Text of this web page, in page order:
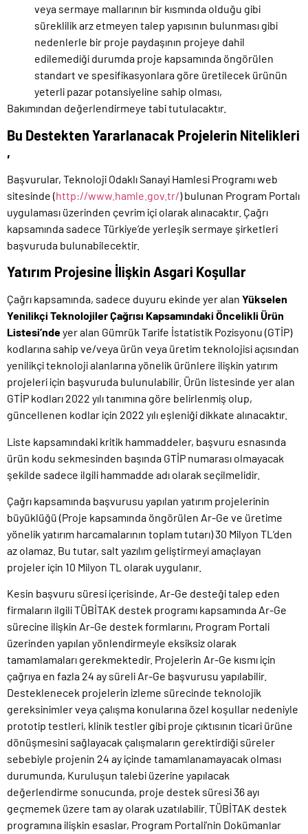
veya sermaye mallarının bir kısmında olduğu gibi
süreklilik arz etmeyen talep yapısının bulunması gibi
nedenlerle bir proje paydaşının projeye dahil
edilemediği durumda proje kapsamında öngörülen
standart ve spesifikasyonlara göre üretilecek ürünün
yeterli pazar potansiyeline sahip olması,
Bakımından değerlendirmeye tabi tutulacaktır.
Bu Destekten Yararlanacak Projelerin Nitelikleri
,
Başvurular, Teknoloji Odaklı Sanayi Hamlesi Programı web
sitesinde (http://www.hamle.gov.tr/) bulunan Program Portalı
uygulaması üzerinden çevrim içi olarak alınacaktır. Çağrı
kapsamında sadece Türkiye’de yerleşik sermaye şirketleri
başvuruda bulunabilecektir.
Yatırım Projesine İlişkin Asgari Koşullar
Çağrı kapsamında, sadece duyuru ekinde yer alan Yükselen
Yenilikçi Teknolojiler Çağrısı Kapsamındaki Öncelikli Ürün
Listesi’ndeyer alan Gümrük Tarife İstatistik Pozisyonu (GTİP)
kodlarına sahip ve/veya ürün veya üretim teknolojisi açısından
yenilikçi teknoloji alanlarına yönelik ürünlere ilişkin yatırım
projeleri için başvuruda bulunulabilir. Ürün listesinde yer alan
GTİP kodları 2022 yılı tanımına göre belirlenmiş olup,
güncellenen kodlar için 2022 yılı eşleniği dikkate alınacaktır.
Liste kapsamındaki kritik hammaddeler, başvuru esnasında
ürün kodu sekmesinden başında GTİP numarası olmayacak
şekilde sadece ilgili hammadde adı olarak seçilmelidir.
Çağrı kapsamında başvurusu yapılan yatırım projelerinin
büyüklüğü (Proje kapsamında öngörülen Ar-Ge ve üretime
yönelik yatırım harcamalarının toplam tutarı) 30 Milyon TL’den
az olamaz. Bu tutar, salt yazılım geliştirmeyi amaçlayan
projeler için 10 Milyon TL olarak uygulanır.
Kesin başvuru süresi içerisinde, Ar-Ge desteği talep eden
firmaların ilgili TÜBİTAK destek programı kapsamında Ar-Ge
sürecine ilişkin Ar-Ge destek formlarını, Program Portali
üzerinden yapılan yönlendirmeyle eksiksiz olarak
tamamlamaları gerekmektedir. Projelerin Ar-Ge kısmı için
çağrıya en fazla 24 ay süreli Ar-Ge başvurusu yapılabilir.
Desteklenecek projelerin izleme sürecinde teknolojik
gereksinimler veya çalışma konularına özel koşullar nedeniyle
prototip testleri, klinik testler gibi proje çıktısının ticari ürüne
dönüşmesini sağlayacak çalışmaların gerektirdiği süreler
sebebiyle projenin 24 ay içinde tamamlanamayacak olması
durumunda, Kuruluşun talebi üzerine yapılacak
değerlendirme sonucunda, proje destek süresi 36 ayı
geçmemek üzere tam ay olarak uzatılabilir. TÜBİTAK destek
programına ilişkin esaslar, Program Portali’nin Dokümanlar